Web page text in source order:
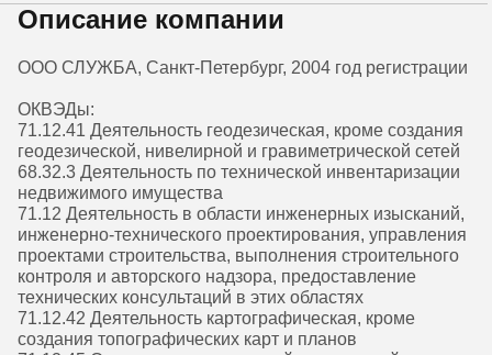
Описание компании
ООО СЛУЖБА, Санкт-Петербург, 2004 год регистрации
ОКВЭДы:
71.12.41 Деятельность геодезическая, кроме создания
геодезической, нивелирной и гравиметрической сетей
68.32.3 Деятельность по технической инвентаризации
недвижимого имущества
71.12 Деятельность в области инженерных изысканий,
инженерно-технического проектирования, управления
проектами строительства, выполнения строительного
контроля и авторского надзора, предоставление
технических консультаций в этих областях
71.12.42 Деятельность картографическая, кроме
создания топографических карт и планов